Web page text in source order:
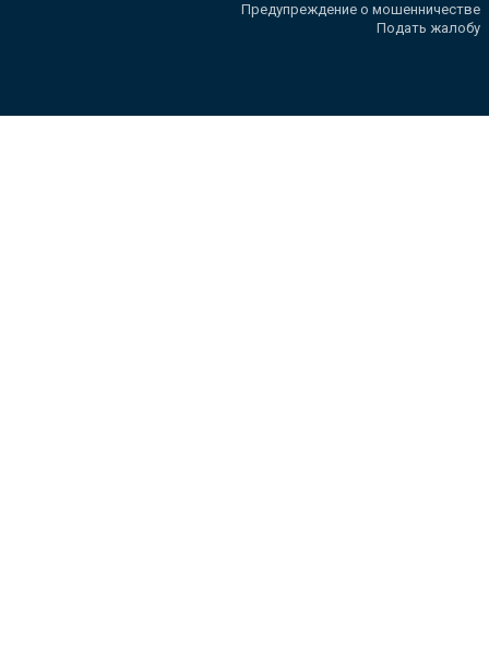
Предупреждение о мошенничестве
Подать жалобу